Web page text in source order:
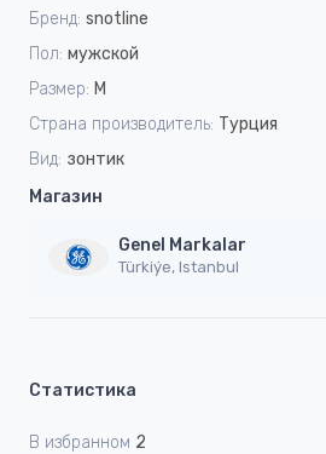
Бренд: snotline
Пол: мужской
Размер: M
Страна производитель: Турция
Вид: зонтик
Магазин
Genel Markalar
Türkiýe, Istanbul
Статистика
В избранном 2